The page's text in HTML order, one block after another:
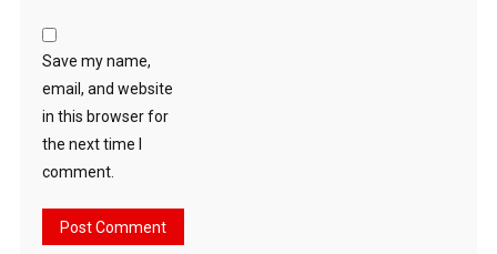
Save my name,
email, and website
in this browser for
the next time I
comment.